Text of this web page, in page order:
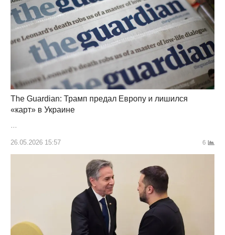
The Guardian: Трамп предал Европу и лишился
«карт» в Украине
…
26.05.2026 15:57 6